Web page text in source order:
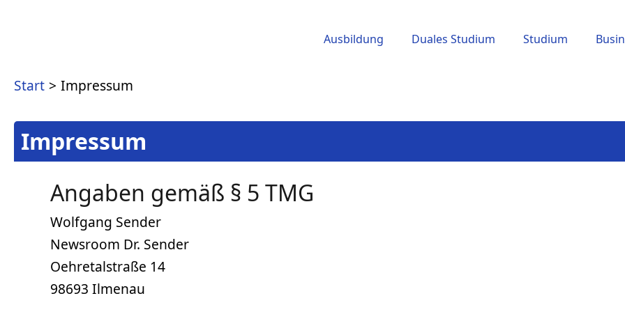
Ausbildung Duales Studium Studium
Start Impressum
Impressum
Angaben gemäß § 5 TMG
Wolfgang Sender
Newsroom Dr. Sender
Oehretalstraße 14
98693 Ilmenau